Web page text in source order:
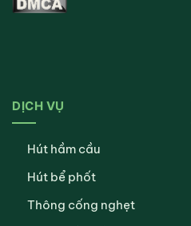
DỊCH VỤ
Hút hầm cầu
Hút bể phốt
Thông cống nghẹt